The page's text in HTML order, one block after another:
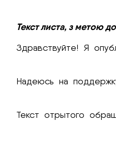
Текст листа, з метою
Здравствуйте! Я
Надеюсь на
Текст отрытого